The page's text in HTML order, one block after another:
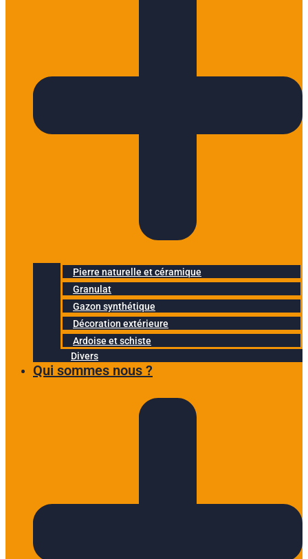
Pierre naturelle et céramique
Granulat
Gazon synthétique
Décoration extérieure
Ardoise et schiste
Divers
Qui sommes nous ?